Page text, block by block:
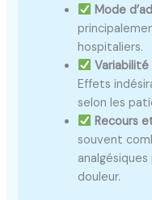
Mode
hospitaliers.
Effets
selon les
Recours
souvent
douleur.